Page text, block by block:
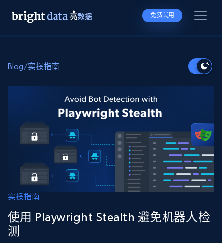
免费试用
Blog/实操指南
实操指南
使用 Playwright Stealth 避免机器人检
测